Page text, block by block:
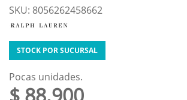
SKU: 8056262458662
STOCK POR SUCURSAL
Pocas unidades.